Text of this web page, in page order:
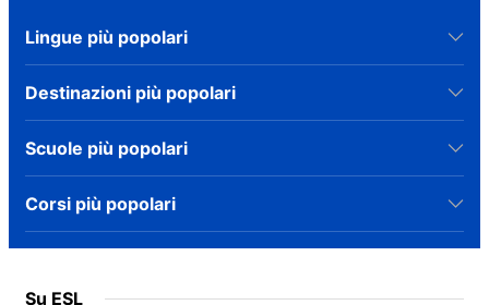
Lingue più popolari
Destinazioni più popolari
Scuole più popolari
Corsi più popolari
Su ESL